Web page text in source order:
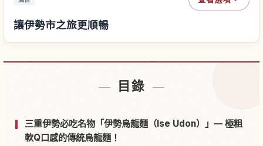
讓伊勢市之旅更順暢
目錄
三重伊勢必吃名物「伊勢烏龍麵（Ise Udon）」— 極粗
軟Q口感的傳統烏龍麵！